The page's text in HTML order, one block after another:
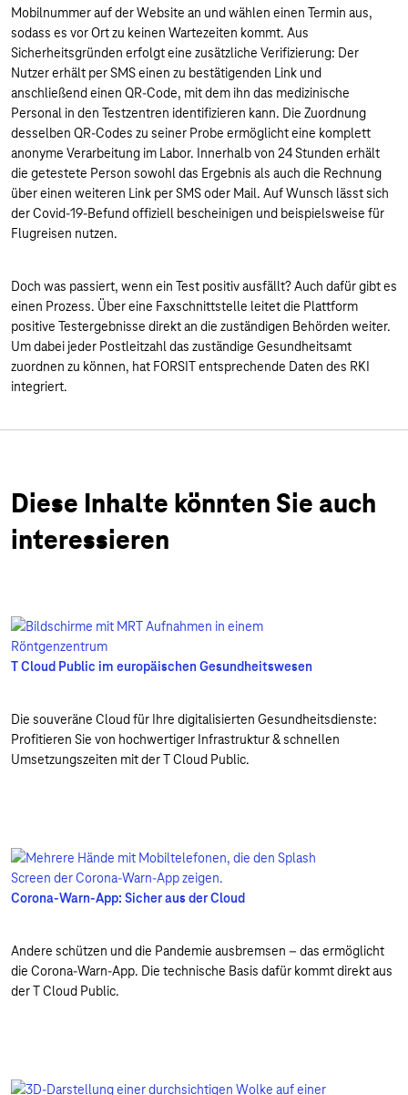
Mobilnummer auf der Website an und wählen einen Termin aus,
sodass es vor Ort zu keinen Wartezeiten kommt. Aus
Sicherheitsgründen erfolgt eine zusätzliche Verifizierung: Der
Nutzer erhält per SMS einen zu bestätigenden Link und
anschließend einen QR-Code, mit dem ihn das medizinische
Personal in den Testzentren identifizieren kann. Die Zuordnung
desselben QR-Codes zu seiner Probe ermöglicht eine komplett
anonyme Verarbeitung im Labor. Innerhalb von 24 Stunden erhält
die getestete Person sowohl das Ergebnis als auch die Rechnung
über einen weiteren Link per SMS oder Mail. Auf Wunsch lässt sich
der Covid-19-Befund offiziell bescheinigen und beispielsweise für
Flugreisen nutzen.
Doch was passiert, wenn ein Test positiv ausfällt? Auch dafür gibt es
einen Prozess. Über eine Faxschnittstelle leitet die Plattform
positive Testergebnisse direkt an die zuständigen Behörden weiter.
Um dabei jeder Postleitzahl das zuständige Gesundheitsamt
zuordnen zu können, hat FORSIT entsprechende Daten des RKI
integriert.
Diese Inhalte könnten Sie auch
interessieren
T Cloud Public im europäischen Gesundheitswesen
Die souveräne Cloud für Ihre digitalisierten Gesundheitsdienste:
Profitieren Sie von hochwertiger Infrastruktur & schnellen
Umsetzungszeiten mit der T Cloud Public.
Corona-Warn-App: Sicher aus der Cloud
Andere schützen und die Pandemie ausbremsen – das ermöglicht
die Corona-Warn-App. Die technische Basis dafür kommt direkt aus
der T Cloud Public.